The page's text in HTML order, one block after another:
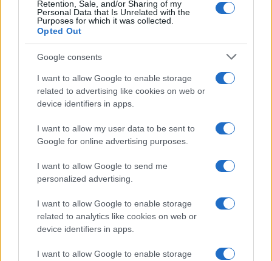
Retention, Sale, and/or Sharing of my
Personal Data that Is Unrelated with the
Purposes for which it was collected.
Opted Out
Google consents
I want to allow Google to enable storage
related to advertising like cookies on web or
device identifiers in apps.
I want to allow my user data to be sent to
Google for online advertising purposes.
I want to allow Google to send me
personalized advertising.
I want to allow Google to enable storage
related to analytics like cookies on web or
device identifiers in apps.
I want to allow Google to enable storage
Continua a leggere